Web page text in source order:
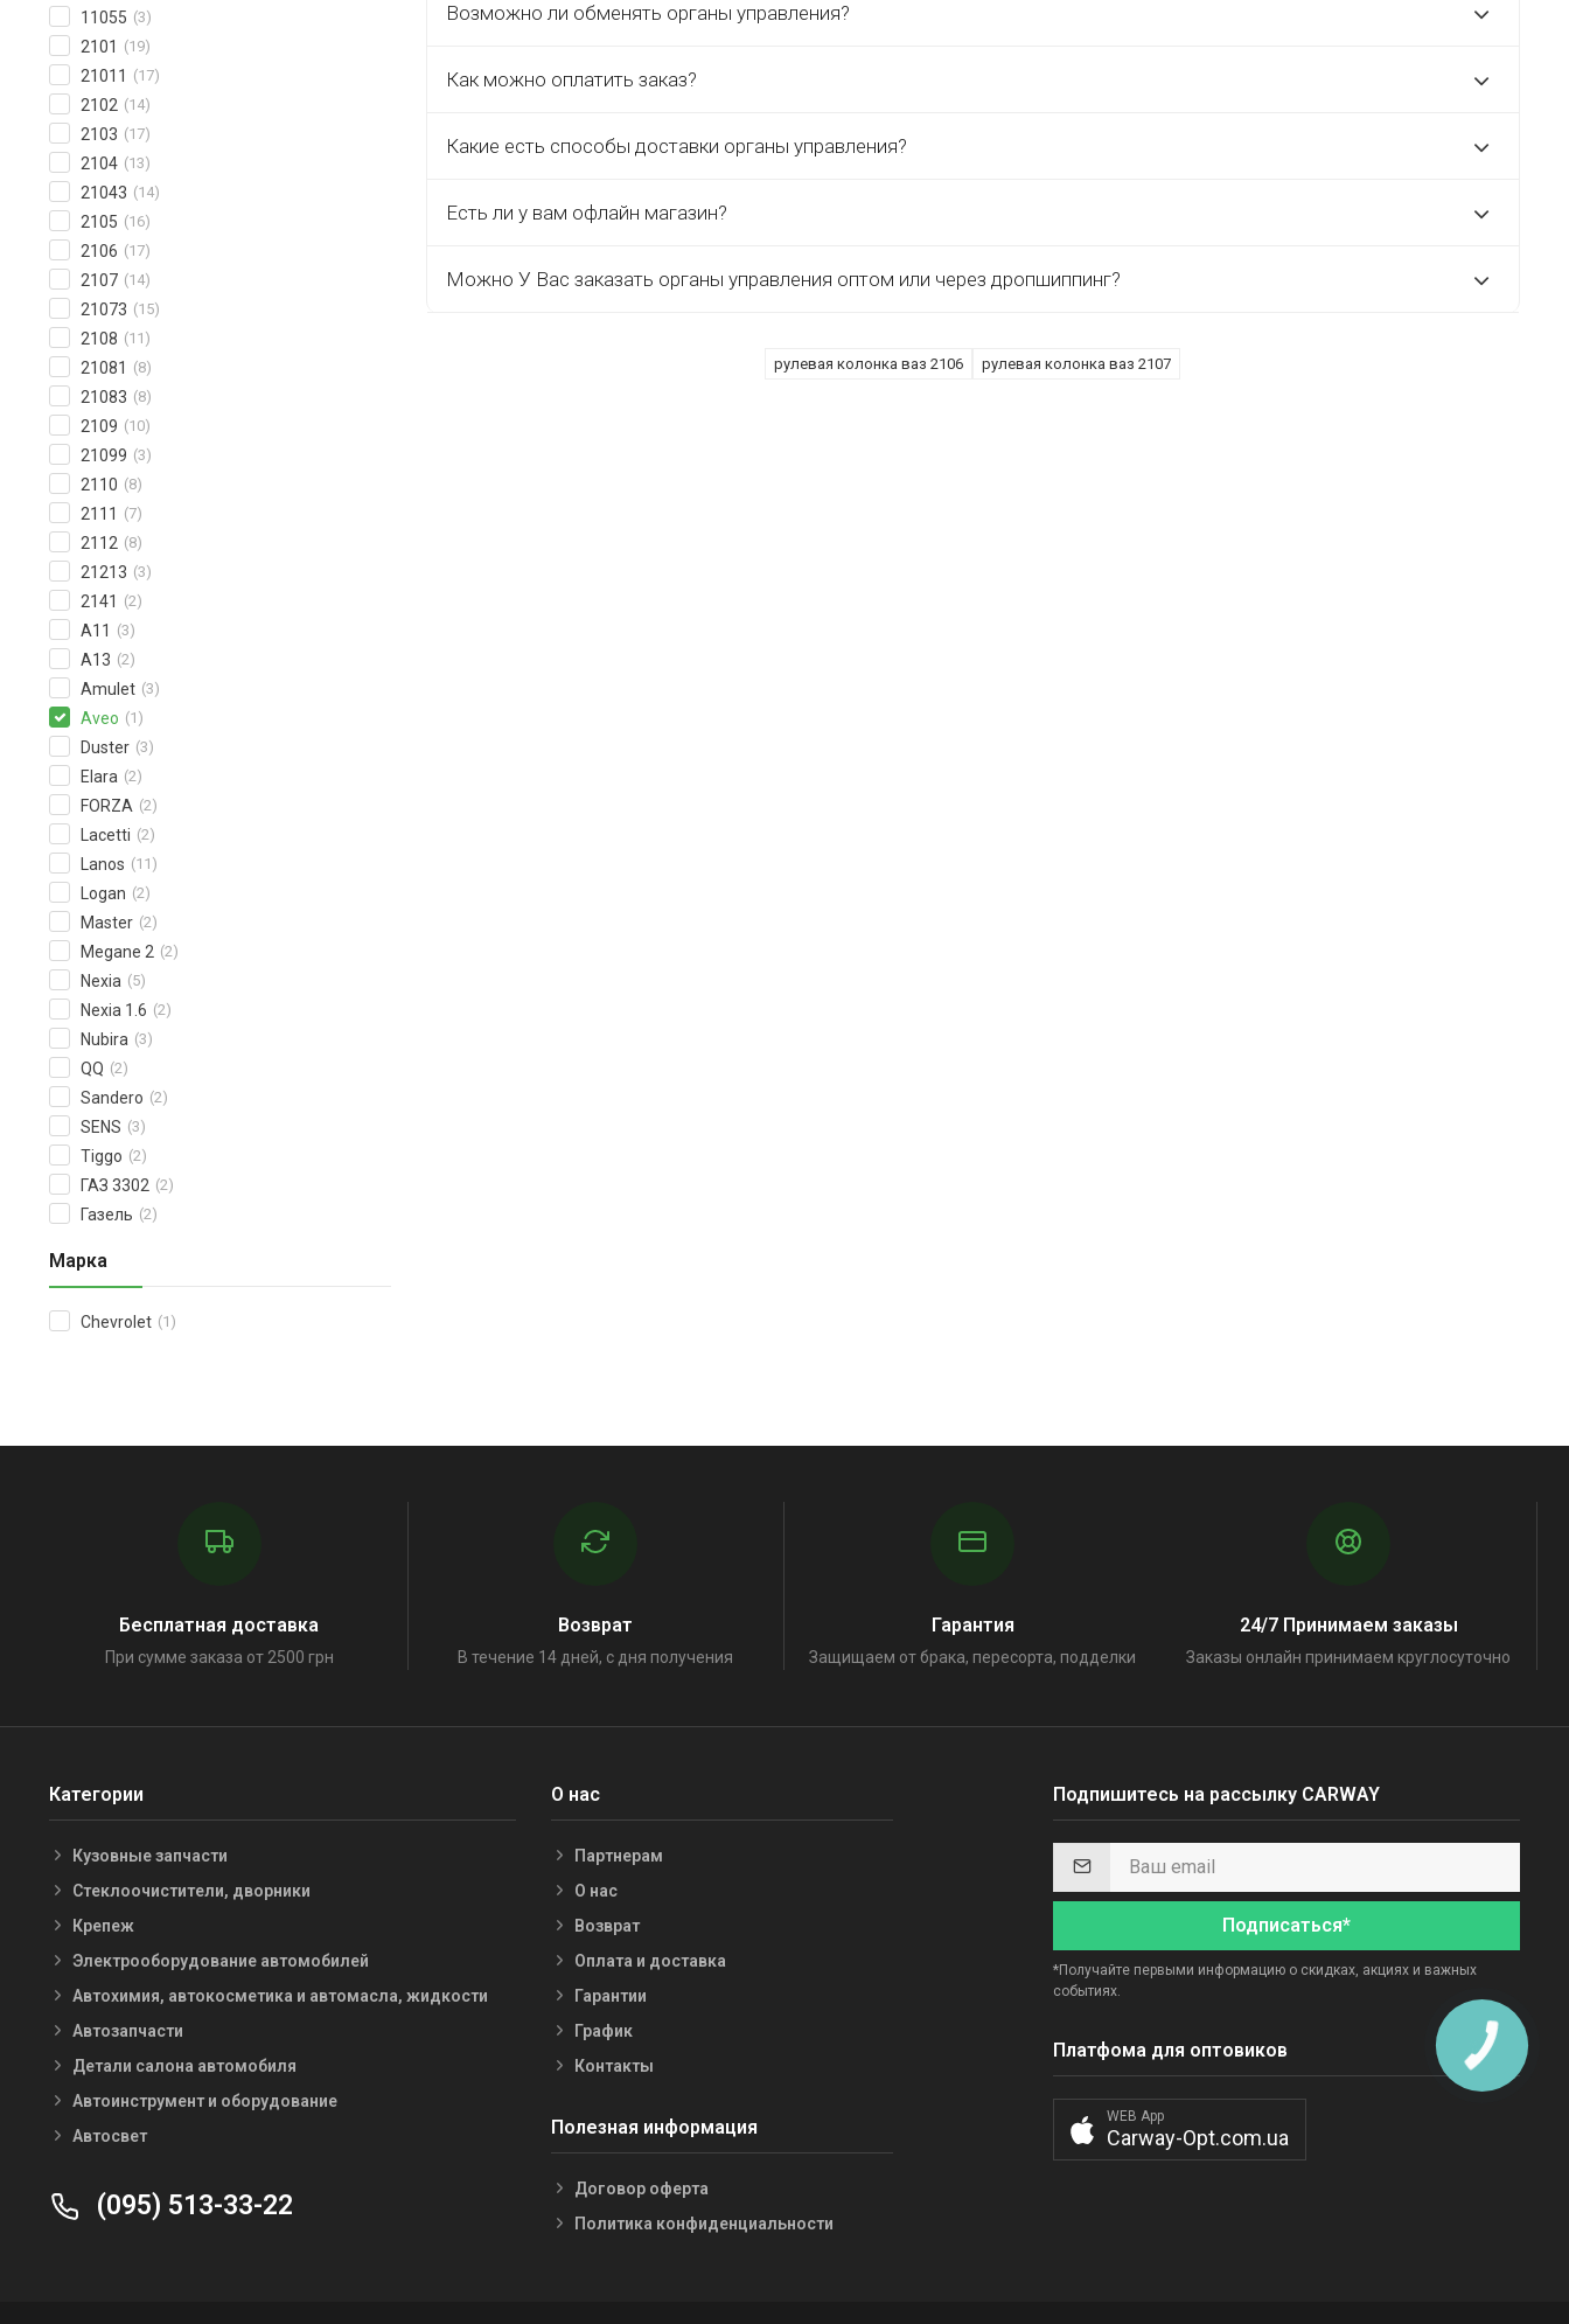
11055 (3)
2101 (19)
21011 (17)
2102 (14)
2103 (17)
2104 (13)
21043 (14)
2105 (16)
2106 (17)
2107 (14)
21073 (15)
2108 (11)
21081 (8)
21083 (8)
2109 (10)
21099 (3)
2110 (8)
2111 (7)
2112 (8)
21213 (3)
2141 (2)
A11 (3)
A13 (2)
Amulet (3)
Aveo (1)
Duster (3)
Elara (2)
FORZA (2)
Lacetti (2)
Lanos (11)
Logan (2)
Master (2)
Megane 2 (2)
Nexia (5)
Nexia 1.6 (2)
Nubira (3)
QQ (2)
Sandero (2)
SENS (3)
Tiggo (2)
ГАЗ 3302 (2)
Газель (2)
Марка
Chevrolet (1)
Возможно ли обменять органы управления?
Как можно оплатить заказ?
Какие есть способы доставки органы управления?
Есть ли у вам офлайн магазин?
Можно У Вас заказать органы управления оптом или через дропшиппинг?
рулевая колонка ваз 2106 рулевая колонка ваз 2107
Бесплатная доставка
При сумме заказа от 2500 грн
Возврат
В течение 14 дней, с дня получения
Гарантия
Защищаем от брака, пересорта, подделки
24/7 Принимаем заказы
Заказы онлайн принимаем круглосуточно
Категории
Кузовные запчасти
Стеклоочистители, дворники
Крепеж
Электрооборудование автомобилей
Автохимия, автокосметика и автомасла, жидкости
Автозапчасти
Детали салона автомобиля
Автоинструмент и оборудование
Автосвет
(095) 513-33-22
О нас
Партнерам
О нас
Возврат
Оплата и доставка
Гарантии
График
Контакты
Полезная информация
Договор оферта
Политика конфиденциальности
Подпишитесь на рассылку CARWAY
Подписаться*
*Получайте первыми информацию о скидках, акциях и важных
событиях.
Платфома для оптовиков
WEB App
Carway-Opt.com.ua